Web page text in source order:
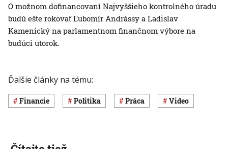
O možnom dofinancovaní Najvyššieho kontrolného úradu
budú ešte rokovať Ľubomír Andrássy a Ladislav
Kamenický na parlamentnom finančnom výbore na
budúci utorok.
Ďalšie články na tému:
Financie Politika Práca Video